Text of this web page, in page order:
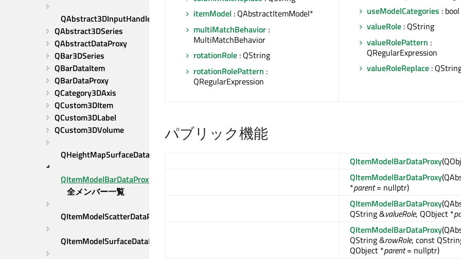
QAbstract3DInputHandler
QAbstract3DSeries
QAbstractDataProxy
QBar3DSeries
QBarDataItem
QBarDataProxy
QCategory3DAxis
QCustom3DItem
QCustom3DLabel
QCustom3DVolume
QHeightMapSurfaceDataProxy
QItemModelBarDataProxy
全メンバー一覧
QItemModelScatterDataProxy
QItemModelSurfaceDataProxy
itemModel : QAbstractItemModel*
multiMatchBehavior :
MultiMatchBehavior
rotationRole : QString
rotationRolePattern :
QRegularExpression
useModelCategories : bool
valueRole : QString
valueRolePattern :
QRegularExpression
valueRoleReplace :
パブリック機能
QItemModelBarDataProxy
QItemModelBarDataProxy
*parent= nullptr)
QItemModelBarDataProxy
QString &valueRole, QObject *
QItemModelBarDataProxy
QString &rowRole, const
QObject *parent= nullptr)